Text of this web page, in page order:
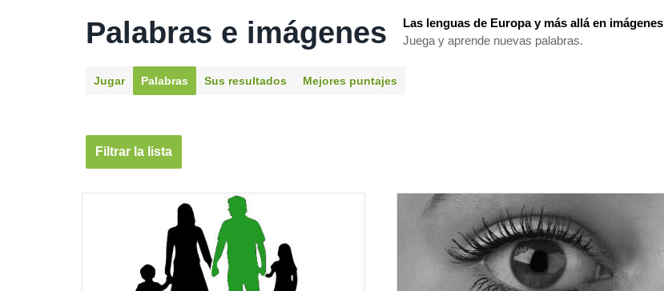
Palabras e imágenes
Las lenguas de Europa y más allá en imágenes
Juega y aprende nuevas palabras.
Jugar Palabras Sus resultados Mejores puntajes
Filtrar la lista